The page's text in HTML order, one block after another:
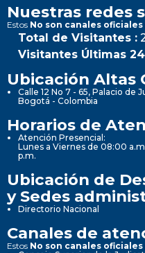
Nuestras redes
Estos No son canales oficiales
Total de Visitantes :
Visitantes Últimas
Ubicación Altas
Calle 12 No 7 - 65, Palacio de
Bogotá - Colombia
Horarios de
Atención Presencial:
Lunes a Viernes de 08:00
p.m.
Ubicación de
y Sedes
Directorio Nacional
Canales de
Estos No son canales oficiales